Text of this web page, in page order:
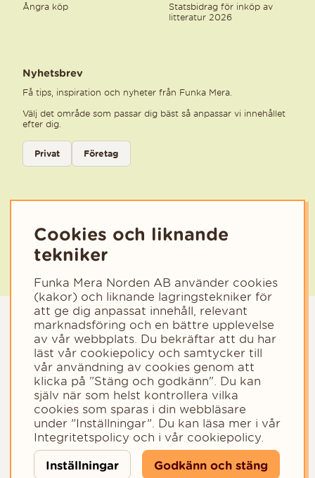
Ångra köp
Statsbidrag för inköp av
litteratur 2026
Nyhetsbrev
Få tips, inspiration och nyheter från Funka Mera.
Välj det område som passar dig bäst så anpassar vi innehållet
efter dig.
Välj kategori för nyhetsbrev
Privat
Företag
Copyright © 2023 - Funka Mera Norden AB
Cookies och liknande
tekniker
Funka Mera Norden AB använder cookies
(kakor) och liknande lagringstekniker för
att ge dig anpassat innehåll, relevant
marknadsföring och en bättre upplevelse
av vår webbplats. Du bekräftar att du har
läst vår cookiepolicy och samtycker till
vår användning av cookies genom att
klicka på "Stäng och godkänn". Du kan
själv när som helst kontrollera vilka
cookies som sparas i din webbläsare
under ”Inställningar”. Du kan läsa mer i vår
Integritetspolicy och i vår cookiepolicy.
Inställningar Godkänn och stäng